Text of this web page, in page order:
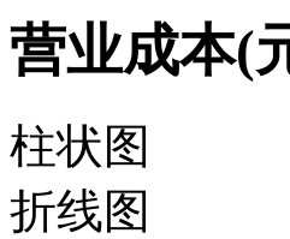
营业成本(
柱状图
折线图